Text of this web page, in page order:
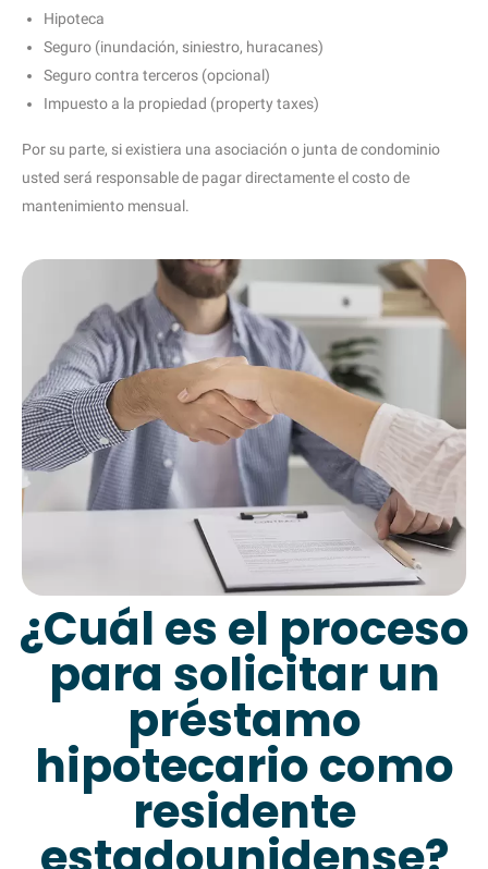
Hipoteca
Seguro (inundación, siniestro, huracanes)
Seguro contra terceros (opcional)
Impuesto a la propiedad (property taxes)
Por su parte, si existiera una asociación o junta de condominio
usted será responsable de pagar directamente el costo de
mantenimiento mensual.
¿Cuál es el proceso
para solicitar un
préstamo
hipotecario como
residente